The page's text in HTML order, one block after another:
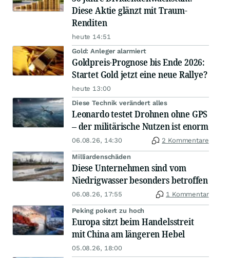
Diese Aktie glänzt mit Traum-
Renditen
heute 14:51
Gold: Anleger alarmiert
Goldpreis-Prognose bis Ende 2026:
Startet Gold jetzt eine neue Rallye?
heute 13:00
Diese Technik verändert alles
Leonardo testet Drohnen ohne GPS
– der militärische Nutzen ist enorm
06.08.26, 14:30 2 Kommentare
Milliardenschäden
Diese Unternehmen sind vom
Niedrigwasser besonders betroffen
06.08.26, 17:55 1 Kommentar
Peking pokert zu hoch
Europa sitzt beim Handelsstreit
mit China am längeren Hebel
05.08.26, 18:00